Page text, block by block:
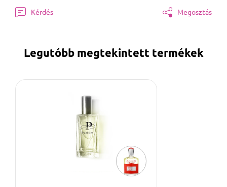
Kérdés Megosztás
Legutóbb megtekintett termékek